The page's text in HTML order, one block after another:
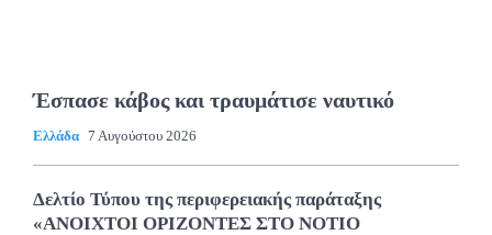
Έσπασε κάβος και τραυμάτισε ναυτικό
Ελλάδα 7 Αυγούστου 2026
Δελτίο Τύπου της περιφερειακής παράταξης
«ΑΝΟΙΧΤΟΙ ΟΡΙΖΟΝΤΕΣ ΣΤΟ ΝΟΤΙΟ